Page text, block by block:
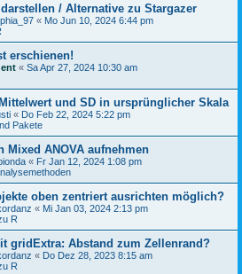
/ Alternative zu Stargazer
« Mo Jun 10, 2024 6:44 pm
erschienen!
« Sa Apr 27, 2024 10:30 am
und SD in ursprünglicher Skala
« Do Feb 22, 2024 5:22 pm
Pakete
ANOVA aufnehmen
« Fr Jan 12, 2024 1:08 pm
oben zentriert ausrichten möglich?
« Mi Jan 03, 2024 2:13 pm
R
gridExtra: Abstand zum Zellenrand?
« Do Dez 28, 2023 8:15 am
R